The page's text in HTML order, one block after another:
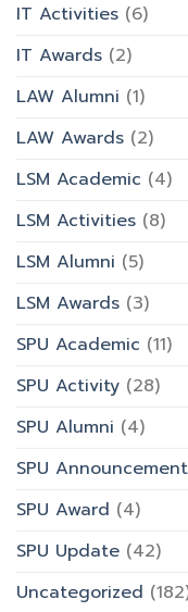
IT Activities (6)
IT Awards (2)
LAW Alumni (1)
LAW Awards (2)
LSM Academic (4)
LSM Activities (8)
LSM Alumni (5)
LSM Awards (3)
SPU Academic (11)
SPU Activity (28)
SPU Alumni (4)
SPU
SPU Award (4)
SPU Update (42)
Uncategorized